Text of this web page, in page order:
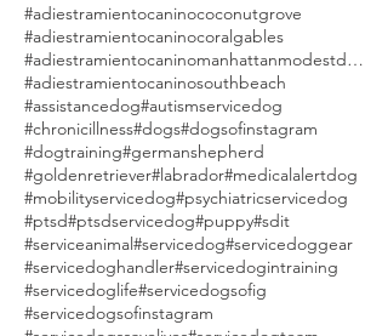
#adiestramientocaninococonutgrove
#adiestramientocaninocoralgables
#adiestramientocaninomanhattanmodestdog
#adiestramientocaninosouthbeach
#assistancedog#autismservicedog
#chronicillness#dogs#dogsofinstagram
#dogtraining#germanshepherd
#goldenretriever#labrador#medicalalertdog
#mobilityservicedog#psychiatricservicedog
#ptsd#ptsdservicedog#puppy#sdit
#serviceanimal#servicedog#servicedoggear
#servicedoghandler#servicedogintraining
#servicedoglife#servicedogsofig
#servicedogsofinstagram